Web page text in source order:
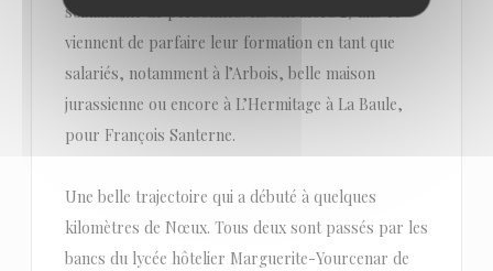
soixantaine de personnes. Ils ont alors 27 ans et
viennent de parfaire leur formation en tant que
salariés, notamment à l’Arbois, belle maison
jurassienne ou encore à L’Hermitage à La Baule,
pour François Santerne.
Une belle trajectoire qui a débuté à quelques
kilomètres de Nœux. Tous deux sont passés par les
bancs du lycée hôtelier Marguerite-Yourcenar de